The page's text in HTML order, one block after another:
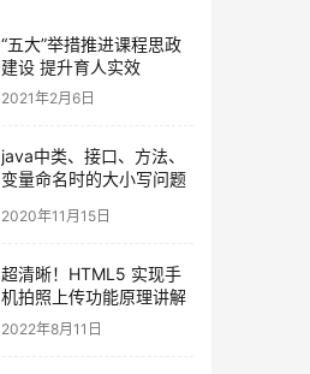
“五大”举措推进课程思政
建设 提升育人实效
2021年2月6日
java中类、接口、方法、
变量命名时的大小写问题
2020年11月15日
超清晰！HTML5 实现手
机拍照上传功能原理讲解
2022年8月11日